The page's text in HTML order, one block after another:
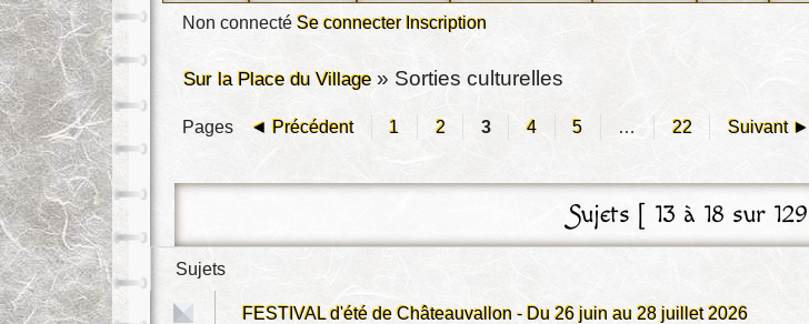
Non connecté Se connecter Inscription
Sur la Place du Village » Sorties culturelles
Pages ◄ Précédent 1 2 3 4 5 … 22
Suivant ►
Sujets [ 13 à 18 sur
Sujets
FESTIVAL d'été de Châteauvallon - Du 26 juin au 28 juillet 2026